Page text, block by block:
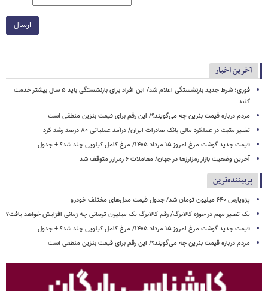
ارسال
آخرین اخبار
فوری؛ شرط جدید بازنشستگی اعلام شد/ این افراد برای بازنشستگی باید ۵ سال بیشتر خدمت
کنند
مردم درباره قیمت بنزین چه می‌گویند؟/ این رقم برای قیمت بنزین منطقی است
تغییر مثبت در عملکرد مالی بانک صادرات ایران/ درآمد عملیاتی ۸۰ درصد رشد کرد
قیمت جدید گوشت مرغ امروز ۱۵ مرداد ۱۴۰۵/ مرغ کامل کیلویی چند شد؟ + جدول
آخرین وضعیت بازار رمزارزها در جهان/ معاملات ۶ رمزارز متوقف شد
پربیننده‌ترین
پژوپارس ۶۴۰ میلیون تومان شد/ جدول قیمت مدل‌های مختلف خودرو
یک تغییر مهم در حوزه کالابرگ/ رقم کالابرگ یک میلیون تومانی چه زمانی افزایش خواهد یافت؟
قیمت جدید گوشت مرغ امروز ۱۵ مرداد ۱۴۰۵/ مرغ کامل کیلویی چند شد؟ + جدول
مردم درباره قیمت بنزین چه می‌گویند؟/ این رقم برای قیمت بنزین منطقی است